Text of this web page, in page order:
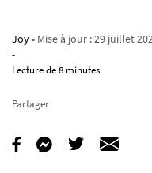
Joy• Mise à jour :29 juillet
-
Lecture de 8 minutes
Partager